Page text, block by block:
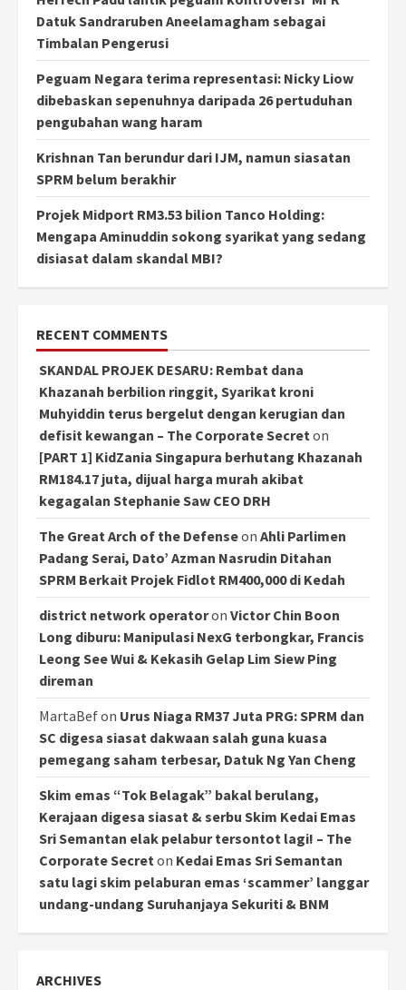
Datuk Sandraruben Aneelamagham sebagai
Timbalan Pengerusi
Peguam Negara terima representasi: Nicky Liow
dibebaskan sepenuhnya daripada 26 pertuduhan
pengubahan wang haram
Krishnan Tan berundur dari IJM, namun siasatan
SPRM belum berakhir
Projek Midport RM3.53 bilion Tanco Holding:
Mengapa Aminuddin sokong syarikat yang sedang
disiasat dalam skandal MBI?
RECENT COMMENTS
SKANDAL PROJEK DESARU: Rembat dana
Khazanah berbilion ringgit, Syarikat kroni
Muhyiddin terus bergelut dengan kerugian dan
defisit kewangan – The Corporate Secret on
[PART 1] KidZania Singapura berhutang Khazanah
RM184.17 juta, dijual harga murah akibat
kegagalan Stephanie Saw CEO DRH
The Great Arch of the Defenseon Ahli Parlimen
Padang Serai, Dato’ Azman Nasrudin Ditahan
SPRM Berkait Projek Fidlot RM400,000 di Kedah
district network operatoron Victor Chin Boon
Long diburu: Manipulasi NexG terbongkar, Francis
Leong See Wui & Kekasih Gelap Lim Siew Ping
direman
MartaBefon Urus Niaga RM37 Juta PRG: SPRM dan
SC digesa siasat dakwaan salah guna kuasa
pemegang saham terbesar, Datuk Ng Yan Cheng
Skim emas “Tok Belagak” bakal berulang,
Kerajaan digesa siasat & serbu Skim Kedai Emas
Sri Semantan elak pelabur tersontot lagi! – The
Corporate Secret on Kedai Emas Sri Semantan
satu lagi skim pelaburan emas ‘scammer’ langgar
undang-undang Suruhanjaya Sekuriti & BNM
ARCHIVES